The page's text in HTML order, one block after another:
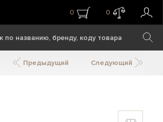
0 0
Предыдущий Следующий